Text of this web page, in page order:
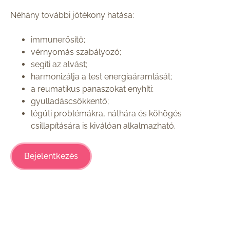
Néhány további jótékony hatása:
immunerősítő;
vérnyomás szabályozó;
segíti az alvást;
harmonizálja a test energiaáramlását;
a reumatikus panaszokat enyhíti;
gyulladáscsökkentő;
légúti problémákra, náthára és köhögés
csillapítására is kiválóan alkalmazható.
Bejelentkezés